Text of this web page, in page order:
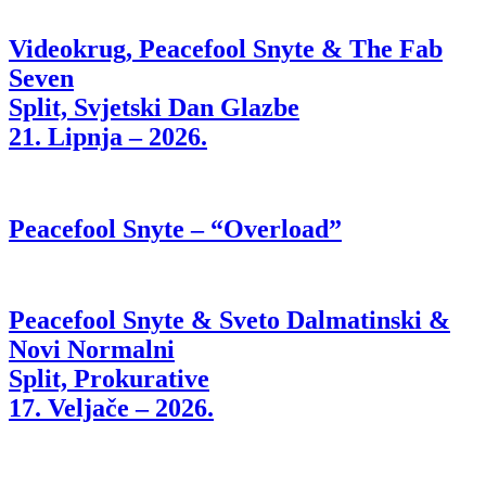
Videokrug, Peacefool Snyte & The Fab
Seven
Split, Svjetski Dan Glazbe
21. Lipnja – 2026.
Peacefool Snyte – “Overload”
Peacefool Snyte & Sveto Dalmatinski &
Novi Normalni
Split, Prokurative
17. Veljače – 2026.